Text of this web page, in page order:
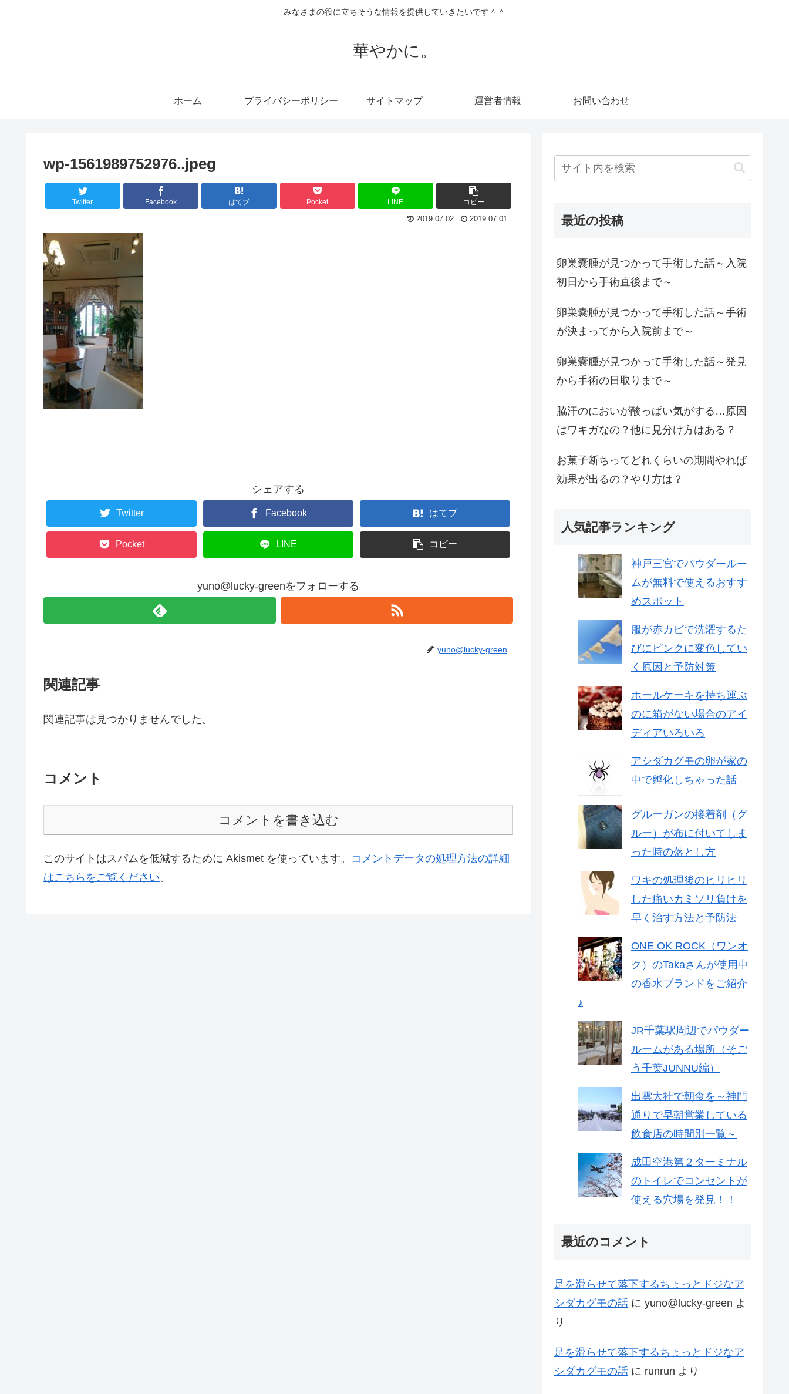
みなさまの役に立ちそうな情報を提供していきたいです＾＾
華やかに。
ホーム プライバシーポリシー サイトマップ 運営者情報 お問い合わせ
wp-1561989752976..jpeg
Twitter Facebook はてブ Pocket LINE コピー
2019.07.02 2019.07.01
シェアする
Twitter Facebook はてブ
Pocket LINE コピー
yuno@lucky-greenをフォローする
yuno@lucky-green
関連記事
関連記事は見つかりませんでした。
コメント
コメントを書き込む
このサイトはスパムを低減するために Akismet を使っています。 コメントデータの処理方法の詳細
はこちらをご覧ください。
最近の投稿
卵巣嚢腫が見つかって手術した話～入院
初日から手術直後まで～
卵巣嚢腫が見つかって手術した話～手術
が決まってから入院前まで～
卵巣嚢腫が見つかって手術した話～発見
から手術の日取りまで～
脇汗のにおいが酸っぱい気がする…原因
はワキガなの？他に見分け方はある？
お菓子断ちってどれくらいの期間やれば
効果が出るの？やり方は？
人気記事ランキング
神戸三宮でパウダールー
ムが無料で使えるおすす
めスポット
服が赤カビで洗濯するた
びにピンクに変色してい
く原因と予防対策
ホールケーキを持ち運ぶ
のに箱がない場合のアイ
ディアいろいろ
アシダカグモの卵が家の
中で孵化しちゃった話
グルーガンの接着剤（グ
ルー）が布に付いてしま
った時の落とし方
ワキの処理後のヒリヒリ
した痛いカミソリ負けを
早く治す方法と予防法
ONE OK ROCK（ワンオ
ク）のTakaさんが使用中
の香水ブランドをご紹介
♪
JR千葉駅周辺でパウダー
ルームがある場所（そご
う千葉JUNNU編）
出雲大社で朝食を～神門
通りで早朝営業している
飲食店の時間別一覧～
成田空港第２ターミナル
のトイレでコンセントが
使える穴場を発見！！
最近のコメント
足を滑らせて落下するちょっとドジなア
シダカグモの話 に yuno@lucky-green よ
り
足を滑らせて落下するちょっとドジなア
シダカグモの話 に runrun より